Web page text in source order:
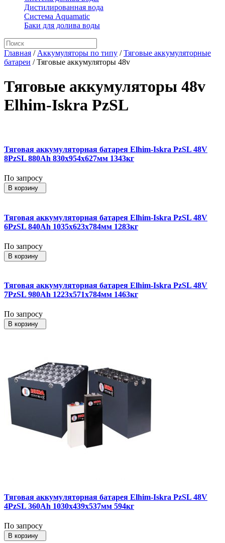
Дистилированная вода
Система Aquamatic
Баки для долива воды
Главная / Аккумуляторы по типу /Тяговые аккумуляторные
батареи /Тяговые аккумуляторы 48v
Тяговые аккумуляторы 48v
Elhim-Iskra PzSL
Тяговая аккумуляторная батарея Elhim-Iskra PzSL 48V
8PzSL 880Ah 830x954x627мм 1343кг
По запросу
В корзину
Тяговая аккумуляторная батарея Elhim-Iskra PzSL 48V
6PzSL 840Ah 1035x623x784мм 1283кг
По запросу
В корзину
Тяговая аккумуляторная батарея Elhim-Iskra PzSL 48V
7PzSL 980Ah 1223x571x784мм 1463кг
По запросу
В корзину
Тяговая аккумуляторная батарея Elhim-Iskra PzSL 48V
4PzSL 360Ah 1030x439x537мм 594кг
По запросу
В корзину